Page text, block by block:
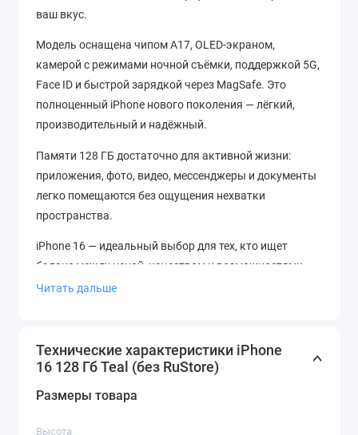
ваш вкус.
Модель оснащена чипом A17, OLED-экраном,
камерой с режимами ночной съёмки, поддержкой 5G,
Face ID и быстрой зарядкой через MagSafe. Это
полноценный iPhone нового поколения — лёгкий,
производительный и надёжный.
Памяти 128 ГБ достаточно для активной жизни:
приложения, фото, видео, мессенджеры и документы
легко помещаются без ощущения нехватки
пространства.
iPhone 16 — идеальный выбор для тех, кто ищет
баланс между ценой, качеством и возможностями,
оставаясь при этом в тренде технологий.
Оригинальная продукция Apple
Гарантия и поддержка
Читать дальше
Технические характеристики iPhone
16 128 Гб Teal (без RuStore)
Размеры товара
Высота